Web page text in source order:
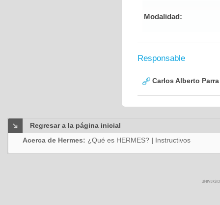
Modalidad:
Responsable
Carlos Alberto
Regresar a la página inicial
Acerca de Hermes: ¿Qué es HERMES? | Instructivos